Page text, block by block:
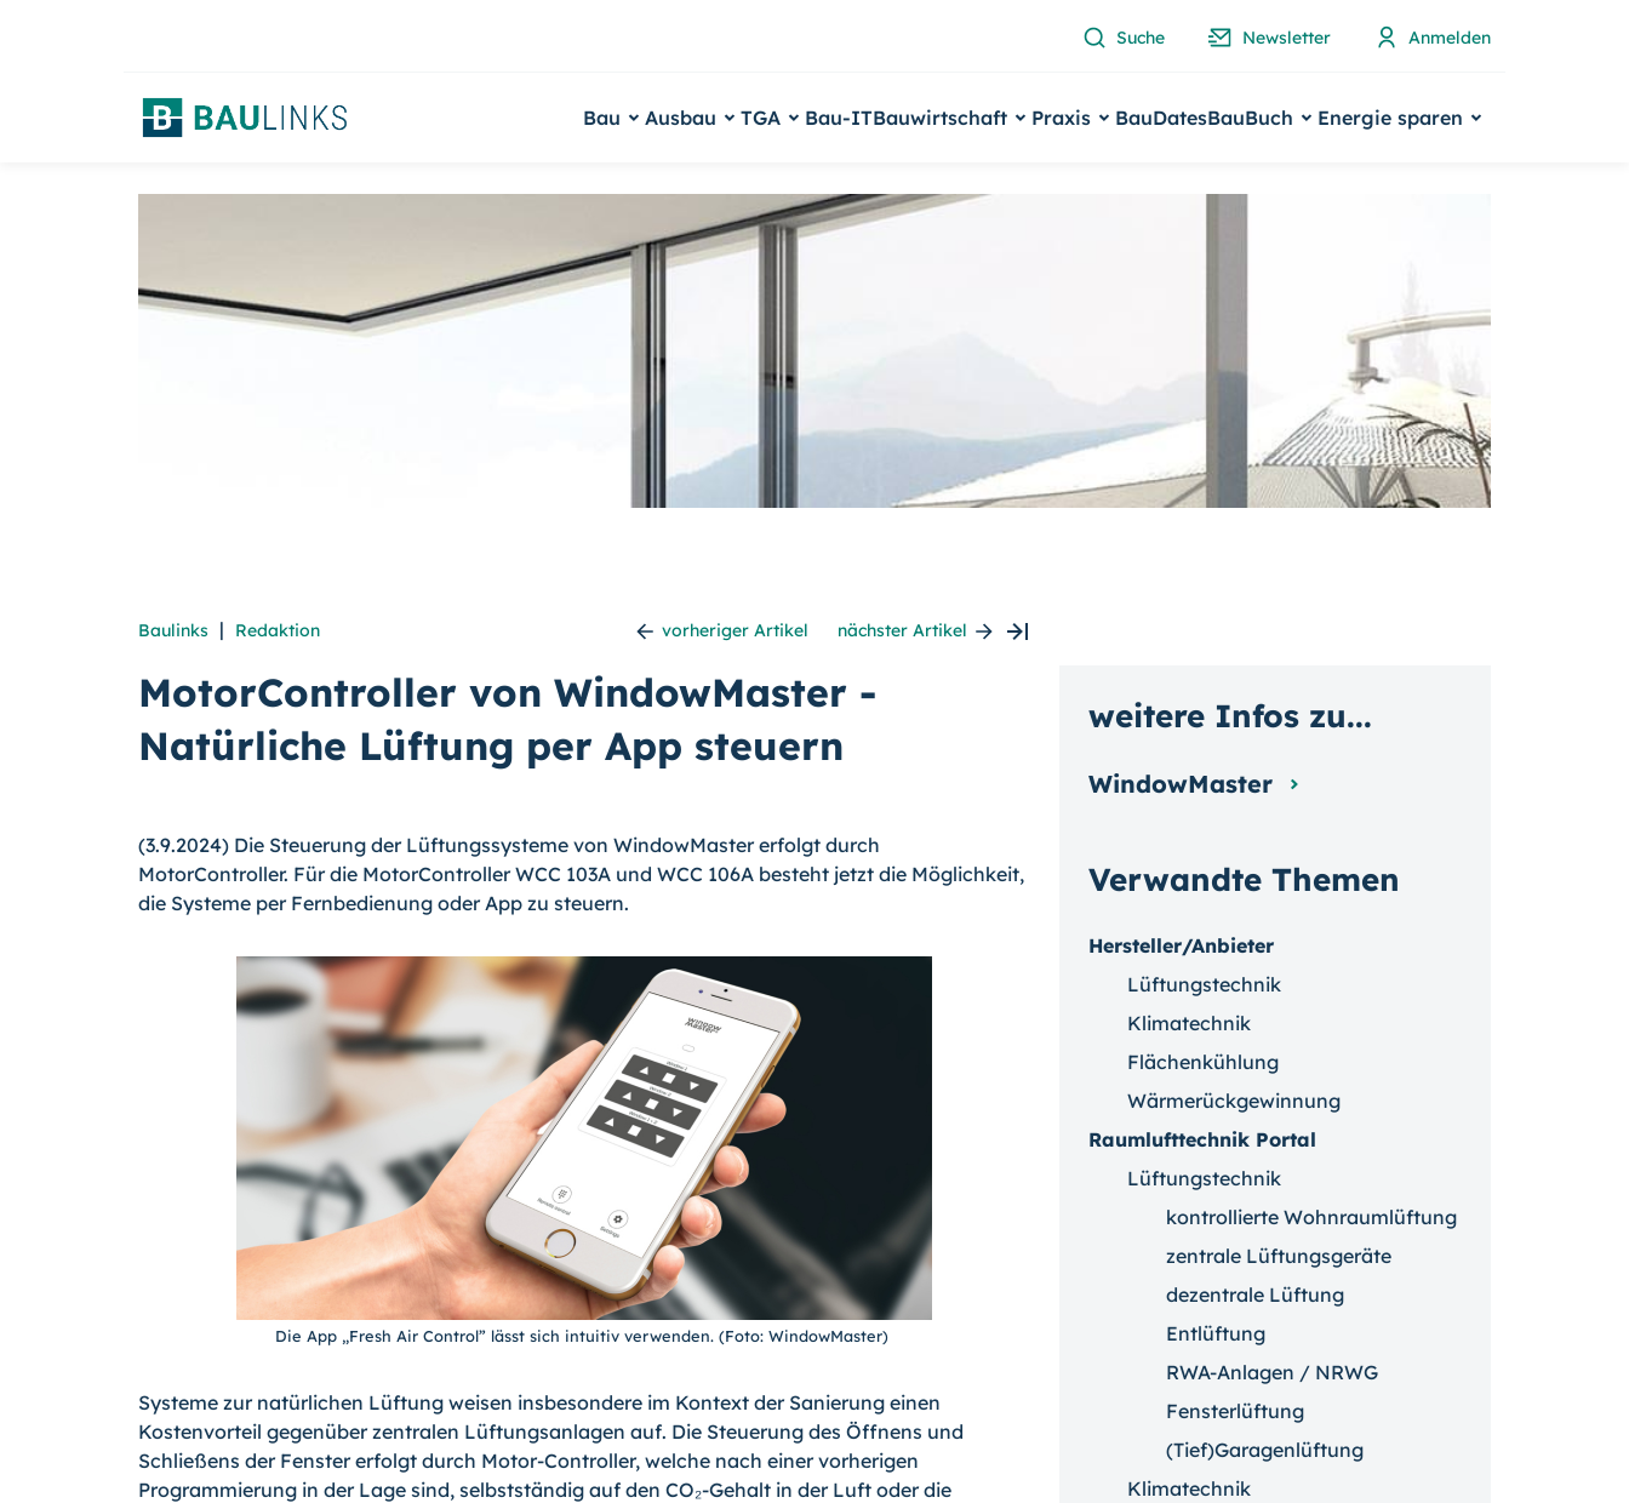
Suche Newsletter Anmelden
Bau Ausbau TGA Bau-ITBauwirtschaft Praxis BauDatesBauBuch Energie sparen
Baulinks | Redaktion vorheriger Artikel nächster Artikel
MotorController von WindowMaster -
Natürliche Lüftung per App steuern
(3.9.2024) Die Steuerung der Lüftungssysteme von WindowMaster erfolgt durch
MotorController. Für die MotorController WCC 103A und WCC 106A besteht jetzt die Möglichkeit,
die Systeme per Fernbedienung oder App zu steuern.
Die App „Fresh Air Control” lässt sich intuitiv verwenden. (Foto: WindowMaster)
Systeme zur natürlichen Lüftung weisen insbesondere im Kontext der Sanierung einen
Kostenvorteil gegenüber zentralen Lüftungsanlagen auf. Die Steuerung des Öffnens und
Schließens der Fenster erfolgt durch Motor-Controller, welche nach einer vorherigen
Programmierung in der Lage sind, selbstständig auf den CO₂-Gehalt in der Luft oder die
Verwandte Themen
Hersteller/Anbieter
Lüftungstechnik
Klimatechnik
Flächenkühlung
Wärmerückgewinnung
Raumlufttechnik Portal
Lüftungstechnik
kontrollierte Wohnraumlüftung
zentrale Lüftungsgeräte
dezentrale Lüftung
Entlüftung
RWA-Anlagen / NRWG
Fensterlüftung
(Tief)Garagenlüftung
Klimatechnik
weitere Infos zu...
WindowMaster